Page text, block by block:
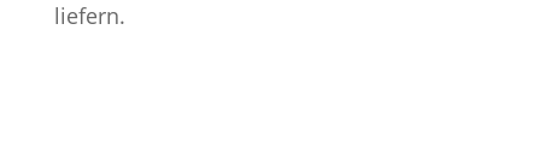
liefern.